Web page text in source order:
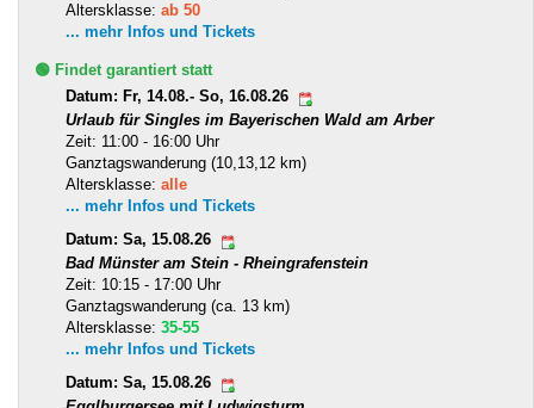
Altersklasse: ab 50
... mehr Infos und Tickets
🟢 Findet garantiert statt
Datum: Fr, 14.08.- So, 16.08.26
Urlaub für Singles im Bayerischen Wald am Arber
Zeit: 11:00 - 16:00 Uhr
Ganztagswanderung (10,13,12 km)
Altersklasse: alle
... mehr Infos und Tickets
Datum: Sa, 15.08.26
Bad Münster am Stein - Rheingrafenstein
Zeit: 10:15 - 17:00 Uhr
Ganztagswanderung (ca. 13 km)
Altersklasse: 35-55
... mehr Infos und Tickets
Datum: Sa, 15.08.26